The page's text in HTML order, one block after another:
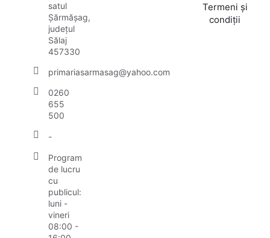
satul
Șărmășag,
județul
Sălaj
457330
primariasarmasag@yahoo.com
0260
655
500
-
Program
de lucru
cu
publicul:
luni -
vineri
08:00 -
Termeni și
condiții